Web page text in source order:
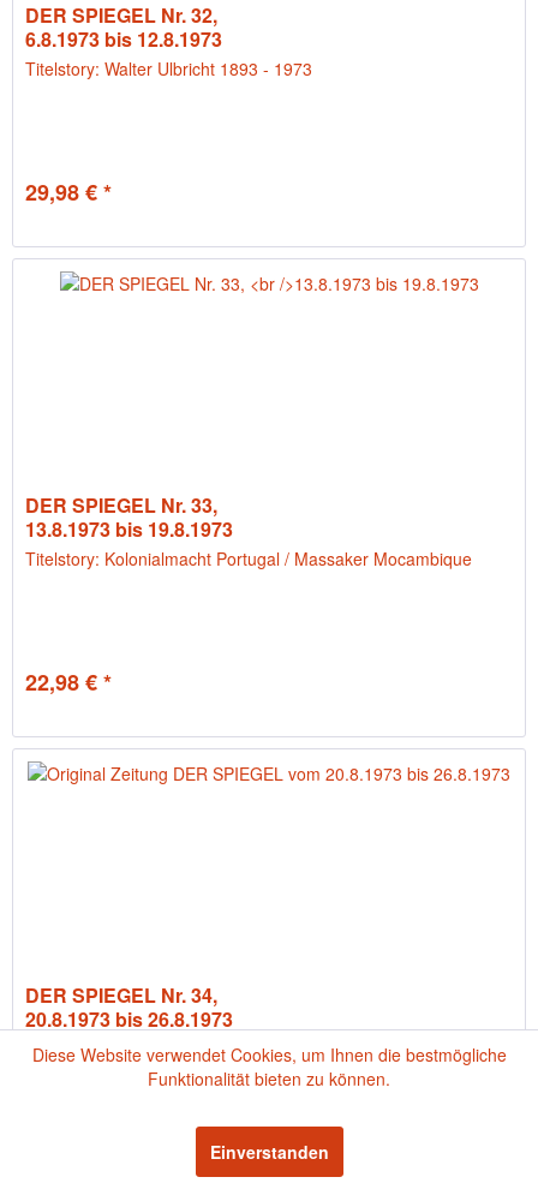
DER SPIEGEL Nr. 32,
6.8.1973 bis 12.8.1973
Titelstory: Walter Ulbricht 1893 - 1973
29,98 € *
DER SPIEGEL Nr. 33,
13.8.1973 bis 19.8.1973
Titelstory: Kolonialmacht Portugal / Massaker Mocambique
22,98 € *
DER SPIEGEL Nr. 34,
20.8.1973 bis 26.8.1973
Titelstory: Fluchthilfe DDR
Diese Website verwendet Cookies, um Ihnen die bestmögliche
Funktionalität bieten zu können.
Einverstanden